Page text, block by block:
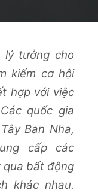
lý tưởng cho
kiếm cơ hội
hợp với việc
quốc gia
Ban Nha,
cấp các
bất động
khác nhau.